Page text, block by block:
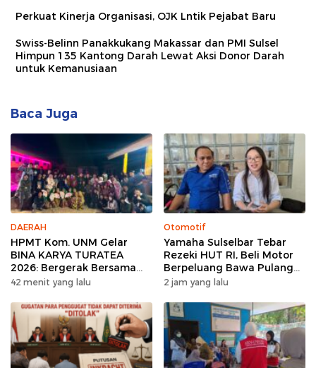
Perkuat Kinerja Organisasi, OJK Lntik Pejabat Baru
Swiss-Belinn Panakkukang Makassar dan PMI Sulsel
Himpun 135 Kantong Darah Lewat Aksi Donor Darah
untuk Kemanusiaan
Baca Juga
DAERAH
HPMT Kom. UNM Gelar
BINA KARYA TURATEA
2026: Bergerak Bersama
untuk Sejuta Manfaat
42 menit yang lalu
Otomotif
Yamaha Sulselbar Tebar
Rezeki HUT RI, Beli Motor
Berpeluang Bawa Pulang
Motor Gratis
2 jam yang lalu